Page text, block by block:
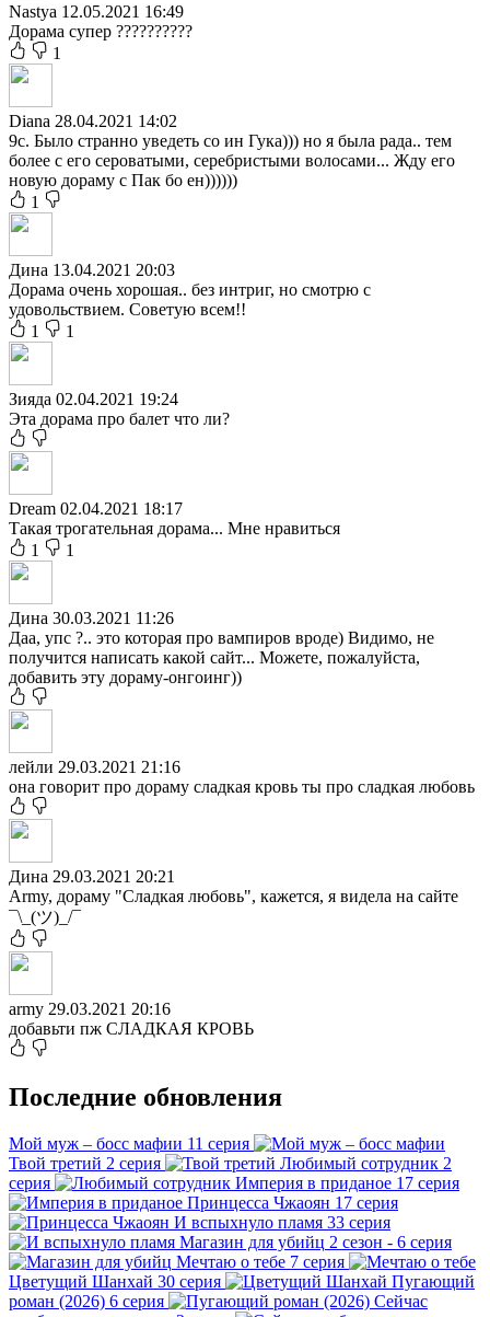
Nastya 12.05.2021 16:49
Дорама супер ??????????
1
Diana 28.04.2021 14:02
9с. Было странно уведеть со ин Гука))) но я была рада.. тем
более с его сероватыми, серебристыми волосами... Жду его
новую дораму с Пак бо ен))))))
1
Дина 13.04.2021 20:03
Дорама очень хорошая.. без интриг, но смотрю с
удовольствием. Советую всем!!
1
1
Зияда 02.04.2021 19:24
Эта дорама про балет что ли?
Dream 02.04.2021 18:17
Такая трогательная дорама... Мне нравиться
1
1
Дина 30.03.2021 11:26
Даа, упс ?.. это которая про вампиров вроде) Видимо, не
получится написать какой сайт... Можете, пожалуйста,
добавить эту дораму-онгоинг))
лейли 29.03.2021 21:16
она говорит про дораму сладкая кровь ты про сладкая любовь
Дина 29.03.2021 20:21
Army, дораму "Сладкая любовь", кажется, я видела на сайте
¯\_(ツ)_/¯
army 29.03.2021 20:16
добавьти пж СЛАДКАЯ КРОВЬ
Последние обновления
Мой муж – босс мафии 11 серия
Твой третий 2 серия Любимый сотрудник 2
серия
Империя в приданое 17 серия
Принцесса Чжаоян 17 серия
И вспыхнуло пламя 33 серия
Магазин для убийц 2 сезон - 6 серия
Мечтаю о тебе 7 серия
Цветущий Шанхай 30 серия
Пугающий
роман (2026) 6 серия
Сейчас